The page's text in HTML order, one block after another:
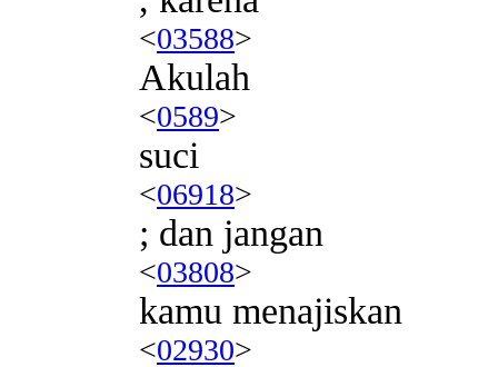
<03588>
Akulah
<0589>
suci
<06918>
; dan jangan
<03808>
kamu menajiskan
<02930>